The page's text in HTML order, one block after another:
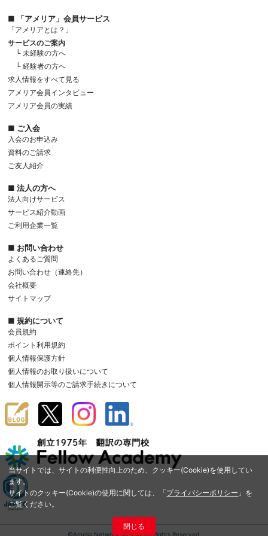
当サイトでは、サイトの利便性向上のため、クッキー(Cookie)を使用してい
ます。
サイトのクッキー(Cookie)の使用に関しては、「プライバシーポリシー 」を
ご覧ください。
閉じる
■ 「アメリア」会員サービス
「アメリアとは？」
サービスのご案内
└ 未経験の方へ
└ 経験者の方へ
求人情報をすべて見る
アメリア会員インタビュー
アメリア会員の実績
■ ご入会
入会のお申込み
資料のご請求
ご友人紹介
■ 法人の方へ
法人向けサービス
サービス紹介動画
ご利用企業一覧
■ お問い合わせ
よくあるご質問
お問い合わせ（連絡先）
会社概要
サイトマップ
■ 規約について
会員規約
ポイント利用規約
個人情報保護方針
個人情報のお取り扱いについて
個人情報開示等のご請求手続きについて
©Amelia Network Co.,Ltd. All Rights Reserved.